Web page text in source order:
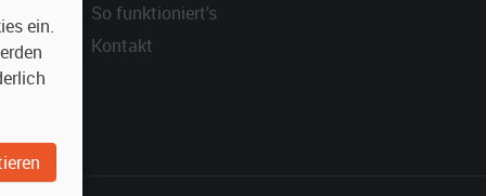
So funktioniert's
Kontakt
ein.